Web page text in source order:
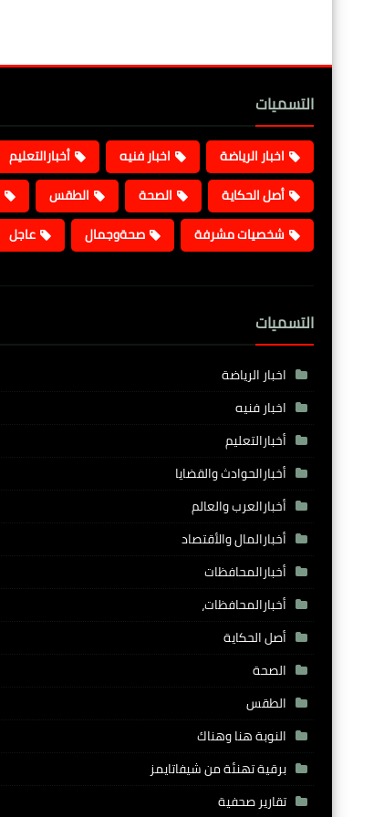
التسميات
اخبار الرياضة اخبار فنيه أخبارالتعليم
أصل الحكاية
الصحة الطقس
شخصيات مشرفة
صحةوجمال عاجل
التسميات
اخبار الرياضة
اخبار فنيه
أخبارالتعليم
أخبارالحوادث والقضايا
أخبارالعرب والعالم
أخبارالمال والأقتصاد
أخبارالمحافظات
أخبارالمحافظات،
أصل الحكاية
الصحة
الطقس
النوبة هنا وهناك
برقية تهنئة من شيفاتايمز
تقارير صحفية